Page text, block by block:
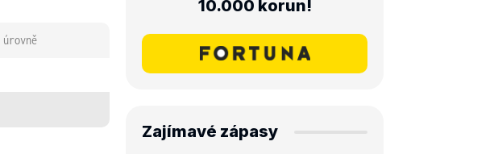
10.000 korun!
Zajímavé zápasy